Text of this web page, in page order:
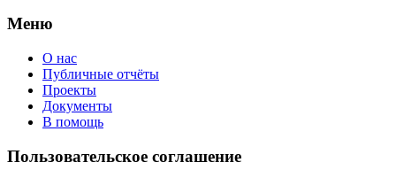
Меню
О нас
Публичные отчёты
Проекты
Документы
В помощь
Пользовательское соглашение